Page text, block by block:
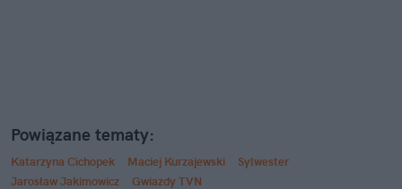
Powiązane tematy:
Katarzyna Cichopek Maciej Kurzajewski
Sylwester
Jarosław Jakimowicz
Gwiazdy TVN